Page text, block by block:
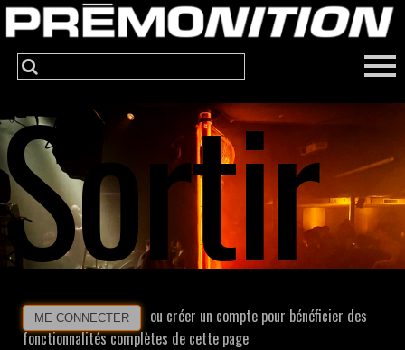
Sortir
ME CONNECTER
ou créer un compte pour bénéficier des
fonctionnalités complètes de cette page